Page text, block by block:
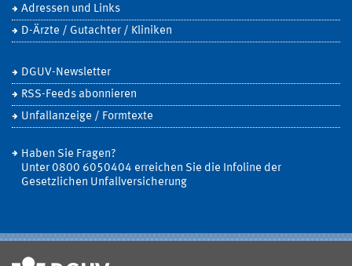
Adressen und Links
D-Ärzte / Gutachter / Kliniken
DGUV-Newsletter
RSS-Feeds abonnieren
Unfallanzeige / Formtexte
Haben Sie Fragen?
Unter 0800 6050404 erreichen Sie die Infoline der
Gesetzlichen Unfallversicherung